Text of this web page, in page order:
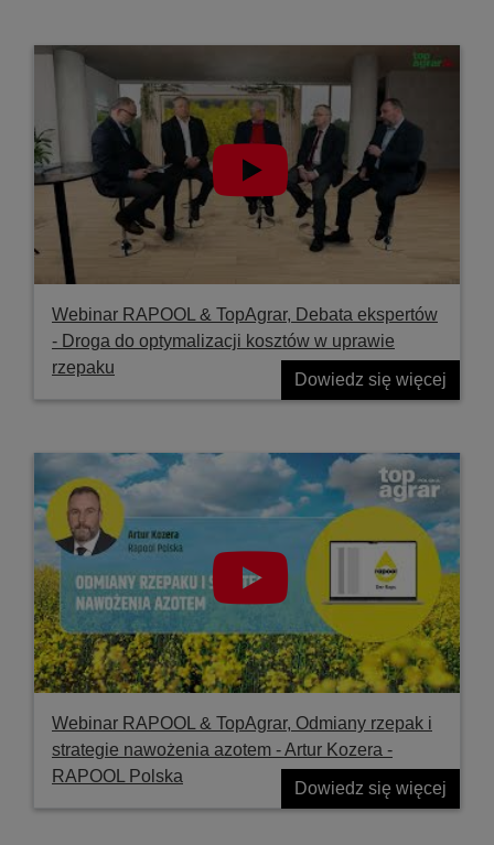
Webinar RAPOOL & TopAgrar, Debata ekspertów
- Droga do optymalizacji kosztów w uprawie
rzepaku
Dowiedz się więcej
Webinar RAPOOL & TopAgrar, Odmiany rzepak i
strategie nawożenia azotem - Artur Kozera -
RAPOOL Polska
Dowiedz się więcej